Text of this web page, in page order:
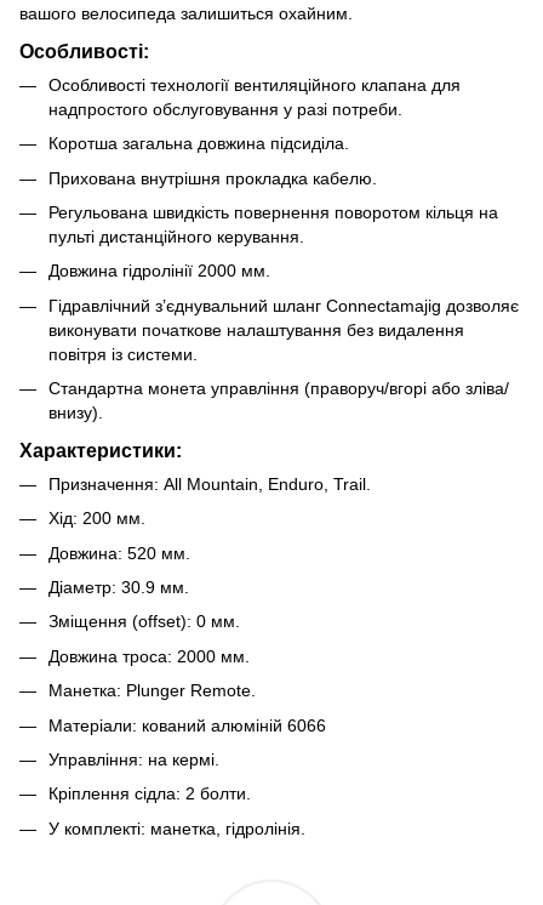
вашого велосипеда залишиться охайним.
Особливості:
Особливості технології вентиляційного клапана для
надпростого обслуговування у разі потреби.
Коротша загальна довжина підсиділа.
Прихована внутрішня прокладка кабелю.
Регульована швидкість повернення поворотом кільця на
пульті дистанційного керування.
Довжина гідролінії 2000 мм.
Гідравлічний з’єднувальний шланг Connectamajig дозволяє
виконувати початкове налаштування без видалення
повітря із системи.
Стандартна монета управління (праворуч/вгорі або зліва/
внизу).
Характеристики:
Призначення: All Mountain, Enduro, Trail.
Хід: 200 мм.
Довжина: 520 мм.
Діаметр: 30.9 мм.
Зміщення (offset): 0 мм.
Довжина троса: 2000 мм.
Манетка: Plunger Remote.
Матеріали: кований алюміній 6066
Управління: на кермі.
Кріплення сідла: 2 болти.
У комплекті: манетка, гідролінія.